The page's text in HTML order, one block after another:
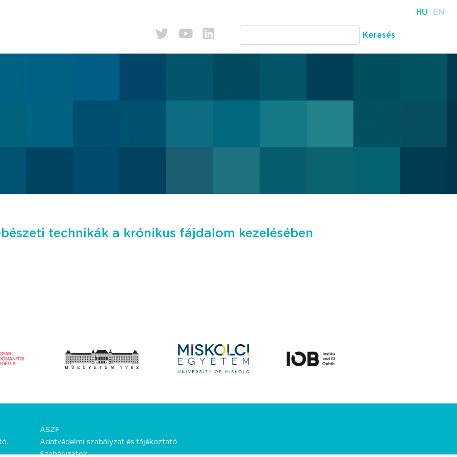
HU EN
technikák a krónikus fájdalom kezelésében
ÁSZF
Adatvédelmi szabályzat és tájékoztató
Szabályzatok